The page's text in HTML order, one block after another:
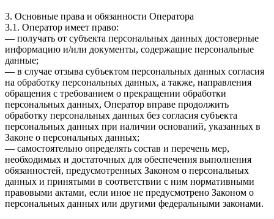
3. Основные права и обязанности Оператора
3.1. Оператор имеет право:
— получать от субъекта персональных данных достоверные
информацию и/или документы, содержащие персональные
данные;
— в случае отзыва субъектом персональных данных согласия
на обработку персональных данных, а также, направления
обращения с требованием о прекращении обработки
персональных данных, Оператор вправе продолжить
обработку персональных данных без согласия субъекта
персональных данных при наличии оснований, указанных в
Законе о персональных данных;
— самостоятельно определять состав и перечень мер,
необходимых и достаточных для обеспечения выполнения
обязанностей, предусмотренных Законом о персональных
данных и принятыми в соответствии с ним нормативными
правовыми актами, если иное не предусмотрено Законом о
персональных данных или другими федеральными законами.